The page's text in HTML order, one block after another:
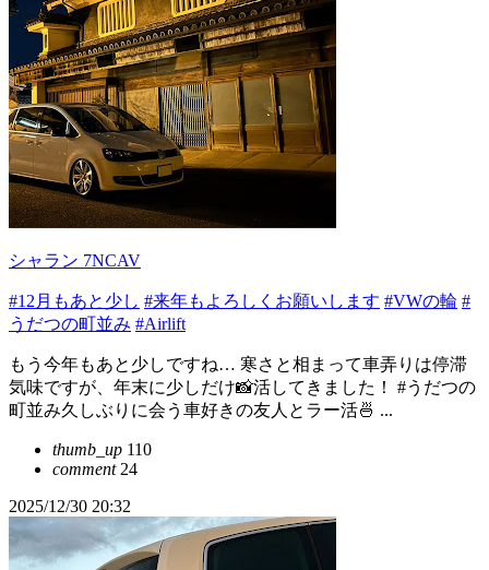
シャラン 7NCAV
#12月もあと少し #来年もよろしくお願いします #VWの輪 #
うだつの町並み #Airlift
もう今年もあと少しですね… 寒さと相まって車弄りは停滞
気味ですが、年末に少しだけ📸活してきました！ #うだつの
町並み久しぶりに会う車好きの友人とラー活🍜 ...
thumb_up 110
comment24
2025/12/30 20:32